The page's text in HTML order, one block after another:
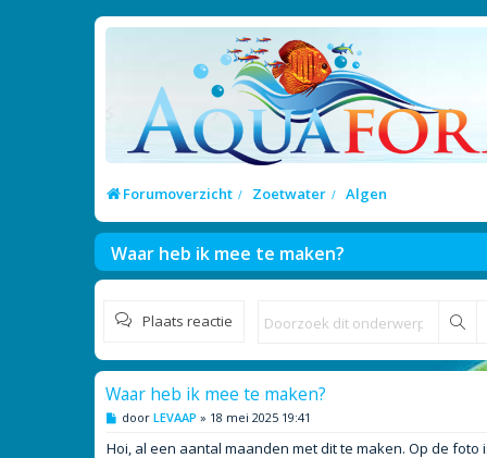
Forumoverzicht Zoetwater Algen
Waar heb ik mee te maken?
Plaats reactie
Waar heb ik mee te maken?
B
r
door LEVAAP » 18 mei 2025 19:41
Hoi, al een aantal maanden met dit te maken. Op de